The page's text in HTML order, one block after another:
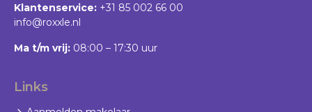
Klantenservice: +31 85 002 66 00
info@roxxle.nl
Ma t/m vrij: 08:00 – 17:30 uur
Links